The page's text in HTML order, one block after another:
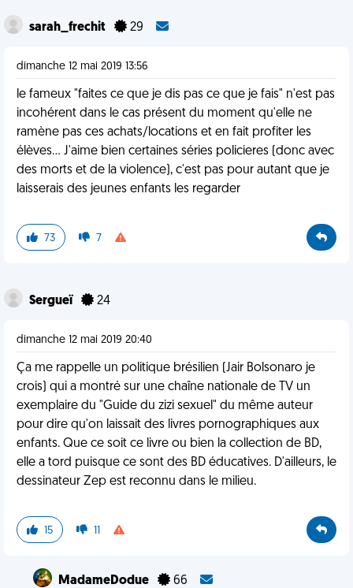
sarah_frechit 29
dimanche 12 mai 2019 13:56
le fameux "faites ce que je dis pas ce que je fais" n'est pas
incohérent dans le cas présent du moment qu'elle ne
ramène pas ces achats/locations et en fait profiter les
élèves... J'aime bien certaines séries policieres (donc avec
des morts et de la violence), c'est pas pour autant que je
laisserais des jeunes enfants les regarder
73 7
Sergueï 24
dimanche 12 mai 2019 20:40
Ça me rappelle un politique brésilien (Jair Bolsonaro je
crois) qui a montré sur une chaîne nationale de TV un
exemplaire du "Guide du zizi sexuel" du même auteur
pour dire qu'on laissait des livres pornographiques aux
enfants. Que ce soit ce livre ou bien la collection de BD,
elle a tord puisque ce sont des BD éducatives. D'ailleurs, le
dessinateur Zep est reconnu dans le milieu.
15 11
MadameDodue 66